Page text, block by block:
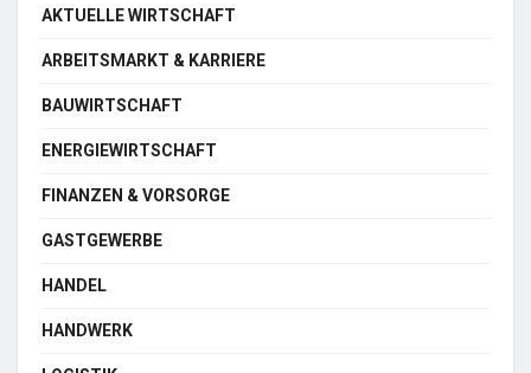
AKTUELLE WIRTSCHAFT
ARBEITSMARKT & KARRIERE
BAUWIRTSCHAFT
ENERGIEWIRTSCHAFT
FINANZEN & VORSORGE
GASTGEWERBE
HANDEL
HANDWERK